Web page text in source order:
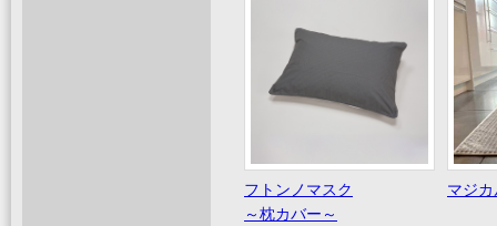
フトンノマスク
～枕カバー～
マジ